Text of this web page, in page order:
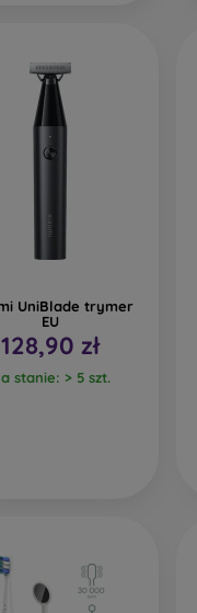
UniBlade trymer
EU
128,90 zł
stanie: > 5 szt.